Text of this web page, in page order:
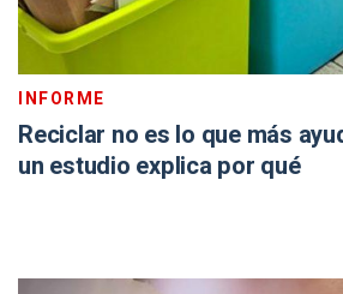
INFORME
Reciclar no es lo que más
un estudio explica por qué